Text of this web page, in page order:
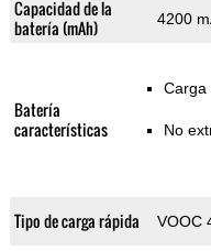
Capacidad de la
batería (mAh)
4200
Batería
características
Carga
No
Tipo de carga rápida VOOC